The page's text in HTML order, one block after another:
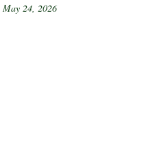
May 24, 2026